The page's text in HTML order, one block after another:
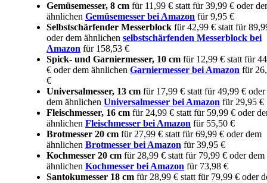
Gemüsemesser, 8 cm für 11,99 € statt für 39,99 € oder
ähnlichen Gemüsemesser bei Amazon für 9,95 €
Selbstschärfender Messerblock für 42,99 € statt für
oder dem ähnlichen selbstschärfenden Messerblock bei
Amazon für 158,53 €
Spick- und Garniermesser, 10 cm für 12,99 € statt für
€ oder dem ähnlichen Garniermesser bei Amazon für
€
Universalmesser, 13 cm für 17,99 € statt für 49,99 € oder
dem ähnlichen Universalmesser bei Amazon für 29,95 €
Fleischmesser, 16 cm für 24,99 € statt für 59,99 € oder
ähnlichen Fleischmesser bei Amazon für 55,50 €
Brotmesser 20 cm für 27,99 € statt für 69,99 € oder dem
ähnlichen Brotmesser bei Amazon für 39,95 €
Kochmesser 20 cm für 28,99 € statt für 79,99 € oder dem
ähnlichen Kochmesser bei Amazon für 73,98 €
Santokumesser 18 cm für 28,99 € statt für 79,99 € oder